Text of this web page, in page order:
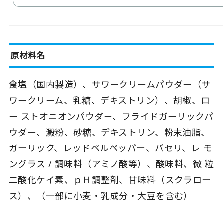
原材料名
食塩（国内製造）、サワークリームパウダー（サ
ワークリーム、乳糖、デキストリン）、胡椒、ロ
ー ストオニオンパウダー、フライドガーリックパ
ウダー、澱粉、砂糖、デキストリン、粉末油脂、
ガーリック、レッドベルペッパー、パセリ、レ モ
ングラス / 調味料（アミノ酸等）、酸味料、微 粒
二酸化ケイ素、ｐＨ調整剤、甘味料（スクラロー
ス）、（一部に小麦・乳成分・大豆を含む）